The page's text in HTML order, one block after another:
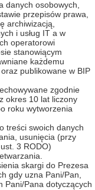
danych osobowych,
przepisów prawa,
archiwizacją,
i usług IT a w
operatorowi
stanowiącym
każdemu
publikowane w BIP
zgodnie
okres 10 lat liczony
roku wytworzenia
treści swoich danych
usunięcia (przy
3 RODO)
skargi do Prezesa
gdy uzna Pani/Pan,
Pani/Pana dotyczących